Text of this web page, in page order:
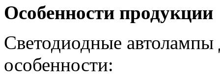
Особенности продукции
Светодиодные
особенности: